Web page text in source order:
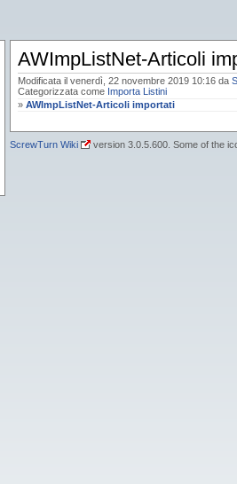
AWImpListNet-Articoli
Modificata il venerdì, 22 novembre 2019 10:16 da
Categorizzata come Importa Listini
» AWImpListNet-Articoli importati
ScrewTurn Wiki version 3.0.5.600. Some of the